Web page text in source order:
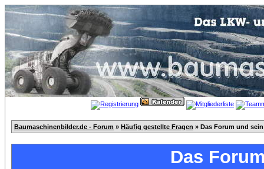
Baumaschinenbilder.de - Forum » Häufig gestellte Fragen » Das Forum und
Das